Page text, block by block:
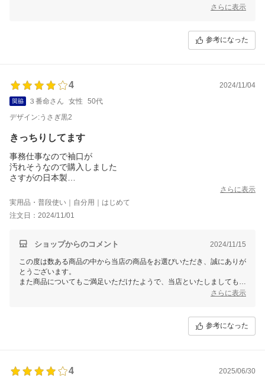
こちらのアームカバーは、作業中にずれにくいようシャーリング加工を
現在もこまめに外して調整されているとのことですが、長時間のご使用
により、ゴム部分と肌の摩擦でかゆみが生じる場合がございます。ゴム
を少し伸ばしてからお使いいただくと、フィット感が和らぐかもしれま
せん。
また、使用回数が増えお洗濯を重ねるうちに、肌になじんでくることが
期待できますので、様子を見ていただけますと幸いです。
快適にお使いいただけるよう、今後の商品改良の参考にさせていただき
ます。
他にもご意見がございましたら、ぜひお聞かせくださいませ。
またのご利用をスタッフ一同、心よりお待ちしております！
さらに表示
参考になった
4
2024/11/04
３番命さん
女性
50代
デザイン:うさぎ黒2
きっちりしてます
事務仕事なので袖口が
汚れそうなので購入しました
さすがの日本製
台所でもズレません
さらに表示
実用品・普段使い｜自分用｜はじめて
注文日：2024/11/01
ショップからのコメント 2024/11/15
この度は数ある商品の中から当店の商品をお選びいただき、誠にありが
とうございます。
また商品についてもご満足いただけたようで、当店といたしましてもう
シャーリング上にしてゴムの強度を調整している為、お客様によっては
きつく感じられる場合もあるかと思いますが商品の持ちはとても良いと
またご利用いただける日を、スタッフ一同心よりお待ちしております。
さらに表示
参考になった
4
2025/06/30